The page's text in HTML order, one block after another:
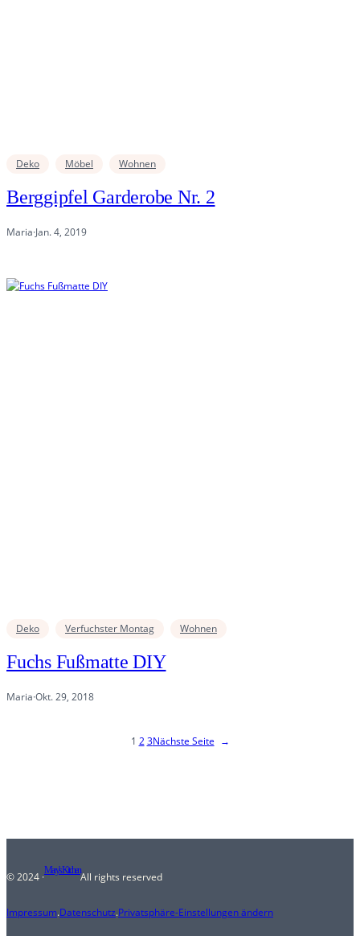
Deko Möbel Wohnen
Berggipfel Garderobe Nr. 2
Maria·Jan. 4, 2019
Deko Verfuchster Montag Wohnen
Fuchs Fußmatte DIY
Maria·Okt. 29, 2018
1 2 3Nächste Seite →
© 2024 ·Mary's KitchenAll rights reserved
Impressum.Datenschutz.Privatsphäre-Einstellungen ändern